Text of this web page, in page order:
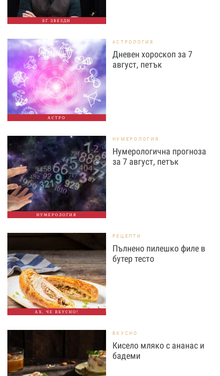
БГ ЗВЕЗДИ
АСТРО
АСТРОЛОГИЯ
Дневен хороскоп за 7
август, петък
НУМЕРОЛОГИЯ
НУМЕРОЛОГИЯ
Нумерологична прогноза
за 7 август, петък
АХ, ЧЕ ВКУСНО!
РЕЦЕПТИ
Пълнено пилешко филе в
бутер тесто
ВКУСНО
Кисело мляко с ананас и
бадеми